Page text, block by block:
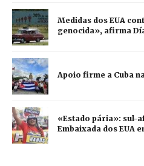
Medidas dos EUA
genocida», afirma
Apoio firme a Cuba
«Estado pária»: sul-
Embaixada dos EUA